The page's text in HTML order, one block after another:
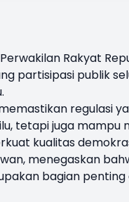
Rakyat
partisipasi publik
regulasi
tetapi juga mampu
kualitas
menegaskan
bagian